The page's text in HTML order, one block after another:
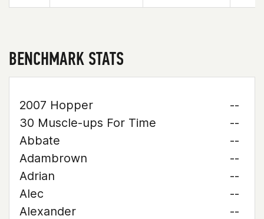
BENCHMARK STATS
2007 Hopper
--
30 Muscle-ups For Time
--
Abbate
--
Adambrown
--
Adrian
--
Alec
--
Alexander
--